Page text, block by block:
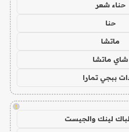
حناء شعر
حنا
ماتشا
شاي ماتشا
ببجي تمارا
!
لينك والجيست